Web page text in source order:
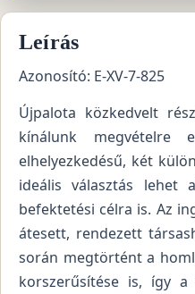
Leírás
Azonosító: E-XV-7-825
Újpalota közkedvelt
kínálunk megvételre
elhelyezkedésű, két
ideális választás lehet
befektetési célra is. Az
átesett, rendezett
során megtörtént a
korszerűsítése is, így